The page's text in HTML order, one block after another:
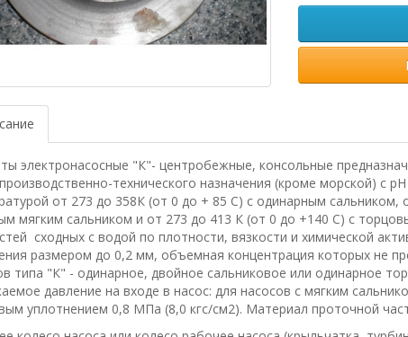
электронасосные "К"- центробежные, консольные
технического назначения (кроме морской) с
от 273 до 358К (от 0 до + 85 С) с одинарным сальником,
мягким сальником и от 273 до 413 К (от 0 до +140 С) с
сходных с водой по плотности, вязкости и химической
размером до 0,2 мм, объемная концентрация которых не
типа "К" - одинарное, двойное сальниковое или одинарное
давление на входе в насос: для насосов с мягким
уплотнением 0,8 МПа (8,0 кгс/см2). Материал проточной